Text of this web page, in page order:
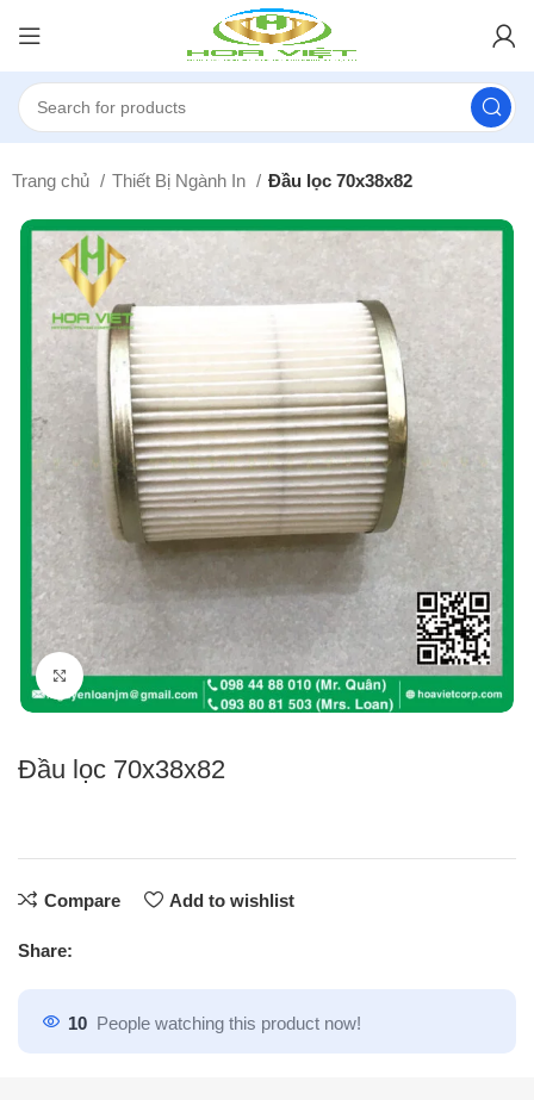
Trang chủ Thiết Bị Ngành In Đầu lọc 70x38x82
Click to enlarge
Đầu lọc 70x38x82
Compare Add to wishlist
Share:
10 People watching this product now!